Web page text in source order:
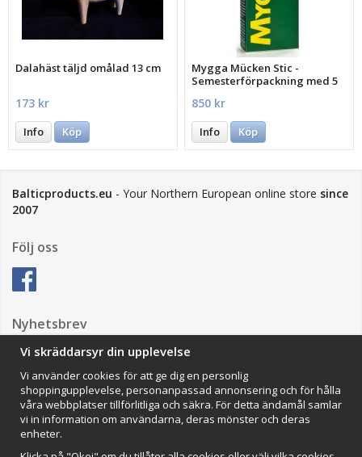
Dalahäst täljd omålad 13 cm
173 kr
Info Köp
Mygga Mücken Stic -
Semesterförpackning med 5
850 kr
Info Köp
Balticproducts.eu - Your Northern European online store since
2007
Följ oss
Nyhetsbrev
Impressum
VAMOS Commerce AB
Organisationsnummer: 559502-0453
Vi skräddarsyr din upplevelse
Vi använder cookies för att ge dig en personlig
shoppingupplevelse, personanpassad annonsering och för hålla
våra webbplatser tillförlitliga och säkra. För detta ändamål samlar
vi in information om användarna, deras mönster och deras
enheter.